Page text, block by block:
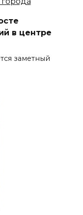
в центре
заметный